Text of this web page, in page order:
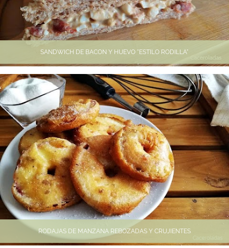
SANDWICH DE BACON Y HUEVO "ESTILO RODILLA"
RODAJAS DE MANZANA REBOZADAS Y CRUJIENTES